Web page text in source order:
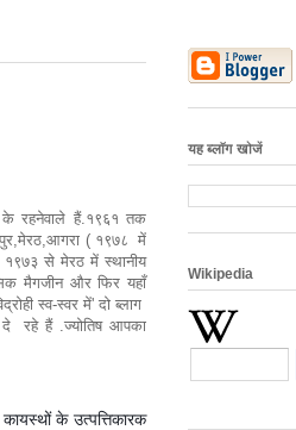
के रहनेवाले हैं.१९६१ तक
( १९७८ में
से मेरठ में स्थानीय
मैगजीन और फिर यहाँ
स्व-स्वर में' दो ब्लाग
रहे हैं .ज्योतिष आपका
के उत्पत्तिकारक
यह ब्लॉग खोजें
Wikipedia